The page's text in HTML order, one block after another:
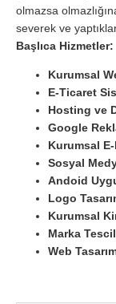
olmazsa
severek ve
Başlıca Hizmetler:
Kurumsal
E-Ticaret
Hosting ve
Google
Kurumsal
Sosyal
Andoid
Logo
Kurumsal
Marka
Web